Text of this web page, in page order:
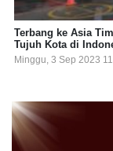
Terbang ke Asia
Tujuh Kota di
Minggu, 3 Sep 2023